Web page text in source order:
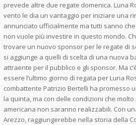
prevede altre due regate domenica. Luna
vento le dia un vantaggio per iniziare una
annunciato ufficialmente ma tutti sanno
non vuole più investire in questo mondo.
trovare un nuovo sponsor per le regate di
si aggiunge a quelli di scelta di una nuova
attraente per il pubblico e gli sponsor. Ma
essere l’ultimo giorno di regata per Luna
combattente Patrizio Bertelli ha promesso
la quinta, ma con delle condizioni che
americana non saranno realizzabili. Con
Arezzo, raggiungerebbe nella storia della